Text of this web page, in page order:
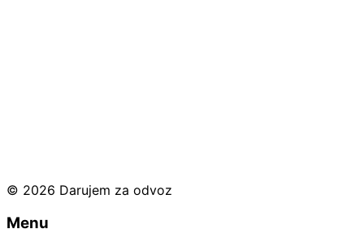
© 2026 Darujem za odvoz
Menu